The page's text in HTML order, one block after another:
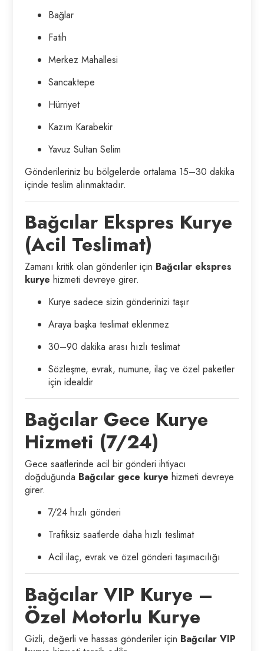
Bağlar
Fatih
Merkez Mahallesi
Sancaktepe
Hürriyet
Kazım Karabekir
Yavuz Sultan Selim
Gönderileriniz bu bölgelerde ortalama 15–30 dakika
içinde teslim alınmaktadır.
Bağcılar Ekspres Kurye
(Acil Teslimat)
Zamanı kritik olan gönderiler için Bağcılar ekspres
kurye hizmeti devreye girer.
Kurye sadece sizin gönderinizi taşır
Araya başka teslimat eklenmez
30–90 dakika arası hızlı teslimat
Sözleşme, evrak, numune, ilaç ve özel paketler
için idealdir
Bağcılar Gece Kurye
Hizmeti (7/24)
Gece saatlerinde acil bir gönderi ihtiyacı
doğduğunda Bağcılar gece kurye hizmeti devreye
girer.
7/24 hızlı gönderi
Trafiksiz saatlerde daha hızlı teslimat
Acil ilaç, evrak ve özel gönderi taşımacılığı
Bağcılar VIP Kurye –
Özel Motorlu Kurye
Gizli, değerli ve hassas gönderiler için Bağcılar VIP